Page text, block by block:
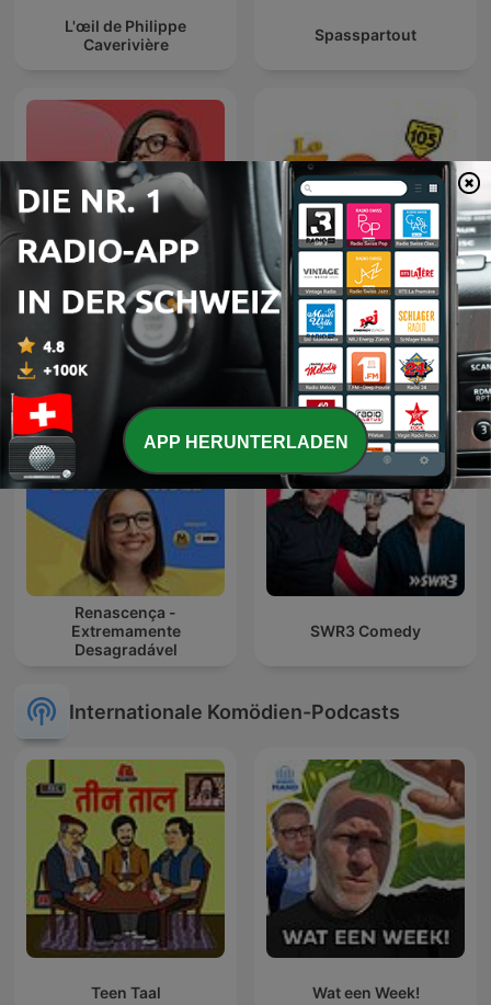
L'œil de Philippe
Caverivière
Spasspartout
Les Dicodeurs ‐ RTS
Première
Lo Zoo di 105
Renascença -
Extremamente
Desagradável
SWR3 Comedy
Internationale Komödien-Podcasts
Teen Taal Wat een Week!
APP HERUNTERLADEN